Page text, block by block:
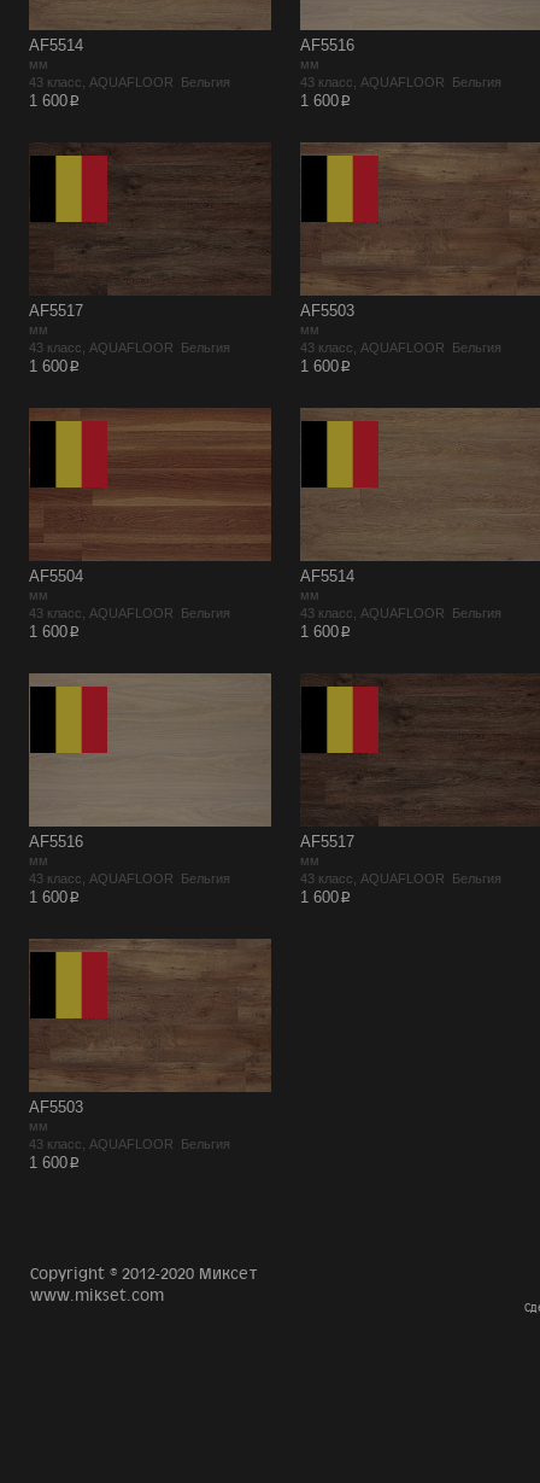
AF5514
мм
43 класс, AQUAFLOOR Бельгия
1 600p
AF5516
мм
43 класс, AQUAFLOOR Бельгия
1 600p
AF5517
мм
43 класс, AQUAFLOOR Бельгия
1 600p
AF5503
мм
43 класс, AQUAFLOOR Бельгия
1 600p
AF5504
мм
43 класс, AQUAFLOOR Бельгия
1 600p
AF5514
мм
43 класс, AQUAFLOOR Бельгия
1 600p
AF5516
мм
43 класс, AQUAFLOOR Бельгия
1 600p
AF5517
мм
43 класс, AQUAFLOOR Бельгия
1 600p
AF5503
мм
43 класс, AQUAFLOOR Бельгия
1 600p
Copyright © 2012-2020 Миксет
www.mikset.com